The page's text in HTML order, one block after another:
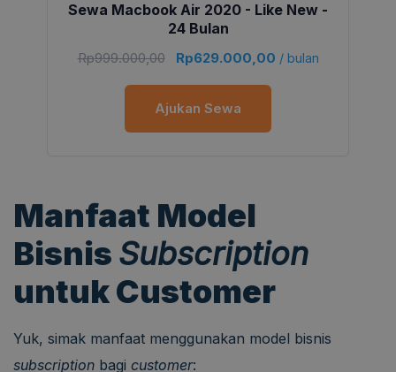
Sewa Macbook Air 2020 - Like New -
24 Bulan
Rp999.000,00 Rp629.000,00 / bulan
Ajukan Sewa
Manfaat Model
Bisnis Subscription
untuk Customer
Yuk, simak manfaat menggunakan model bisnis
subscription bagi customer: